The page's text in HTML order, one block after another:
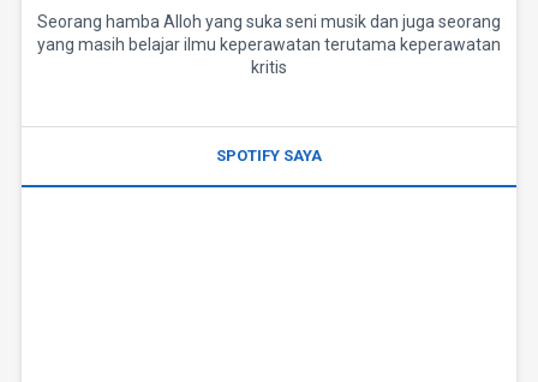
Seorang hamba Alloh yang suka seni musik dan juga seorang
yang masih belajar ilmu keperawatan terutama keperawatan
kritis
SPOTIFY SAYA